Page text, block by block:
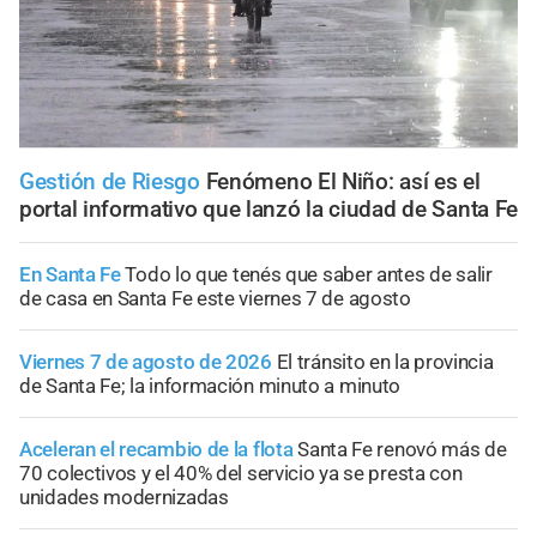
Gestión de Riesgo Fenómeno El Niño: así es el
portal informativo que lanzó la ciudad de Santa Fe
En Santa FeTodo lo que tenés que saber antes de salir
de casa en Santa Fe este viernes 7 de agosto
Viernes 7 de agosto de 2026 El tránsito en la provincia
de Santa Fe; la información minuto a minuto
Aceleran el recambio de la flotaSanta Fe renovó más de
70 colectivos y el 40% del servicio ya se presta con
unidades modernizadas